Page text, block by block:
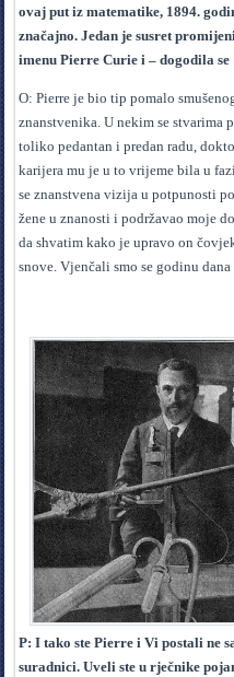
ovaj put iz matematike, 1894.
značajno. Jedan je susret
imenu Pierre Curie i – dogodila
O: Pierre je bio tip pomalo
znanstvenika. U nekim se stvarima
toliko pedantan i predan radu,
karijera mu je u to vrijeme bila u
se znanstvena vizija u potpunosti
žene u znanosti i podržavao moje
da shvatim kako je upravo on
snove. Vjenčali smo se godinu
P: I tako ste Pierre i Vi postali ne
suradnici. Uveli ste u rječnike